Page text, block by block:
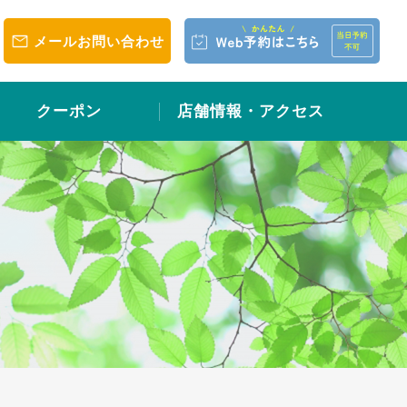
メールお問い合わせ
クーポン 店舗情報・アクセス